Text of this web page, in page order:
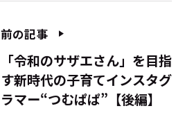
前の記事
「令和のサザエさん」を目指
す新時代の子育てインスタグ
ラマー“つむぱぱ”【後編】